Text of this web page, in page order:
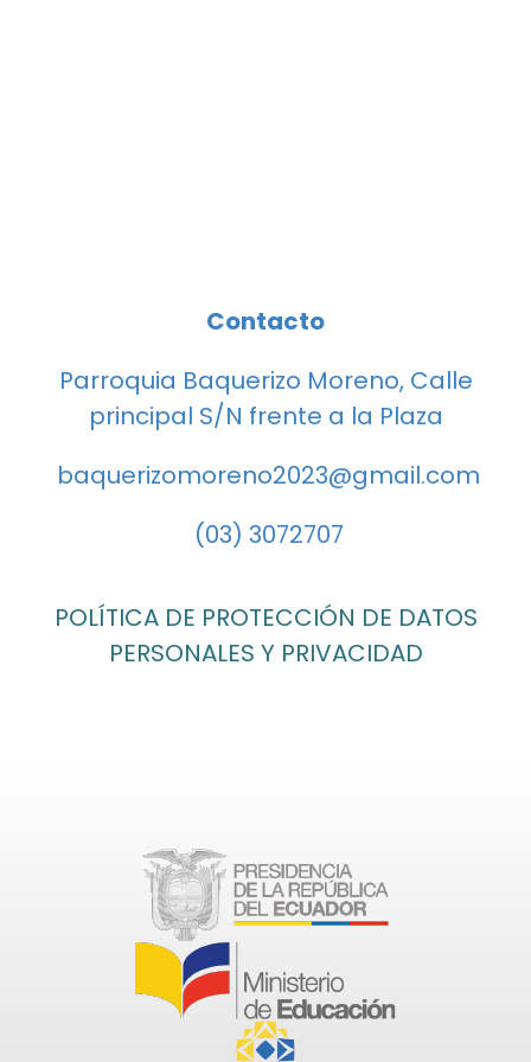
Contacto
Parroquia Baquerizo Moreno, Calle
principal S/N frente a la Plaza
baquerizomoreno2023@gmail.com
(03) 3072707
POLÍTICA DE PROTECCIÓN DE DATOS
PERSONALES Y PRIVACIDAD